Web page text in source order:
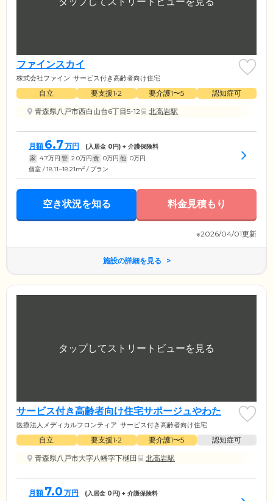
ファインスカイ
株式会社ファイン サービス付き高齢者向け住宅
自立 要支援1•2 要介護1〜5
認知症可
青森県八戸市西白山台6丁目5-12
北高岩駅
月額 6.7万円 (入居金 0円) + 介護保険料
家 4.7万円 管 2.0万円 食 0万円 他 0万円
個室 / 18.11~18.21m2 / プラン
空き状況を知る 料金見積もり
※2026/04/01更新
施設の詳細を見る
サービス付き高齢者向け住宅サポージュやわた
医療法人メディカルフロンティア サービス付き高齢者向け住宅
自立 要支援1•2 要介護1〜5
認知症可
青森県八戸市大字八幡字下樋田
北高岩駅
月額 7.0 万円 (入居金 0円) + 介護保険料